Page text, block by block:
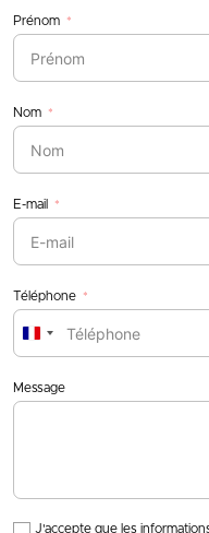
Prénom
Nom
E-mail
Téléphone
France
Message
J'accepte que les